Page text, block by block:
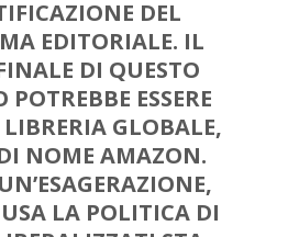
DEL
EDITORIALE. IL
DI QUESTO
POTREBBE ESSERE
GLOBALE,
NOME AMAZON.
LA POLITICA DI